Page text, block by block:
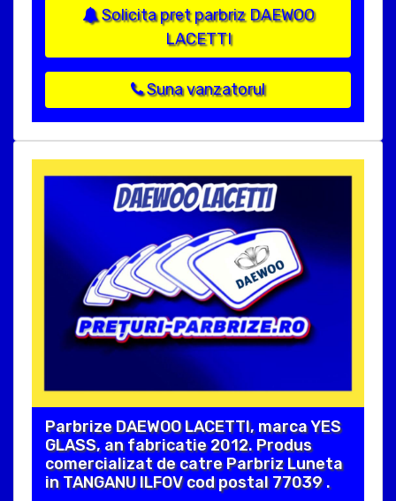
Solicita pret parbriz DAEWOO
LACETTI
Suna vanzatorul
Parbrize DAEWOO LACETTI, marca YES
GLASS, an fabricatie 2012. Produs
comercializat de catre Parbriz Luneta
in TANGANU ILFOV cod postal 77039 .